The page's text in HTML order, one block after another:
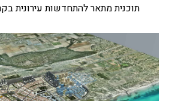
תוכנית מתאר להתחדשות עירונית